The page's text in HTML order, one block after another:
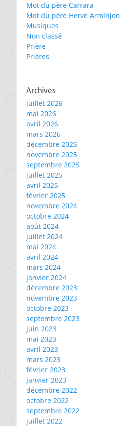
Mot du père Carrara
Mot du père Hervé Arminjon
Musiques
Non classé
Prière
Prières
Archives
juillet 2026
mai 2026
avril 2026
mars 2026
décembre 2025
novembre 2025
septembre 2025
juillet 2025
avril 2025
février 2025
novembre 2024
octobre 2024
août 2024
juillet 2024
mai 2024
avril 2024
mars 2024
janvier 2024
décembre 2023
novembre 2023
octobre 2023
septembre 2023
juin 2023
mai 2023
avril 2023
mars 2023
février 2023
janvier 2023
décembre 2022
octobre 2022
septembre 2022
juillet 2022